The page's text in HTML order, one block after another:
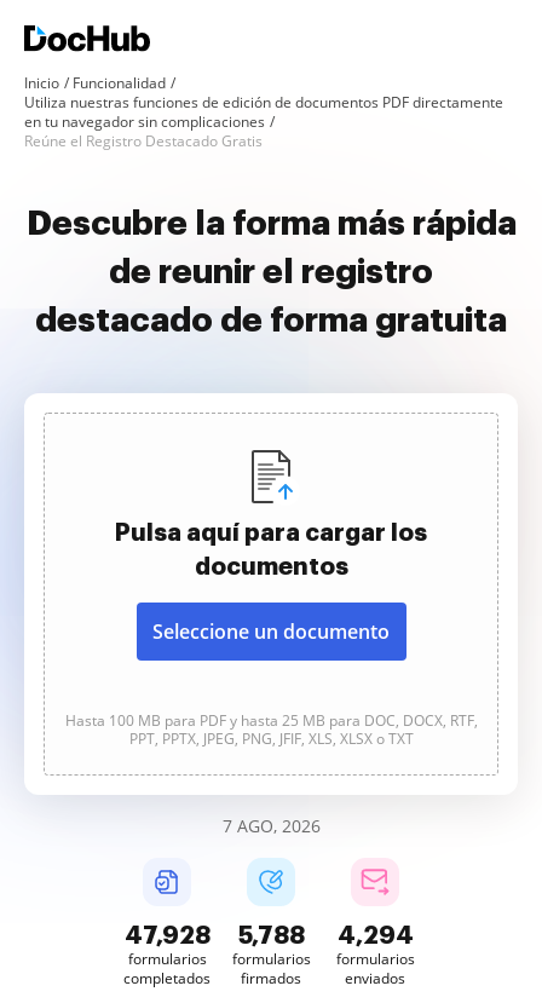
Inicio
Funcionalidad
Utiliza nuestras funciones de edición de documentos PDF directamente
en tu navegador sin complicaciones
Reúne el Registro Destacado Gratis
Descubre la forma más rápida
de reunir el registro
destacado de forma gratuita
Pulsa aquí para cargar los
documentos
Seleccione un documento
Hasta 100 MB para PDF y hasta 25 MB para DOC, DOCX, RTF,
PPT, PPTX, JPEG, PNG, JFIF, XLS, XLSX o TXT
7 AGO, 2026
47,928
formularios
completados
5,788
formularios
firmados
4,294
formularios
enviados